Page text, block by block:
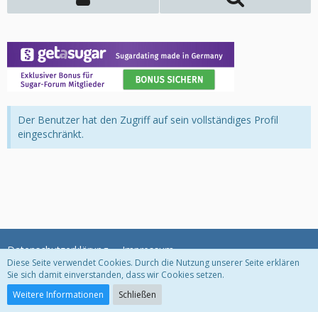
Der Benutzer hat den Zugriff auf sein vollständiges Profil
eingeschränkt.
Datenschutzerklärung Impressum
Community-Software:
Diese Seite verwendet Cookies. Durch die Nutzung unserer Seite erklären
Sie sich damit einverstanden, dass wir Cookies setzen.
Weitere Informationen
Schließen